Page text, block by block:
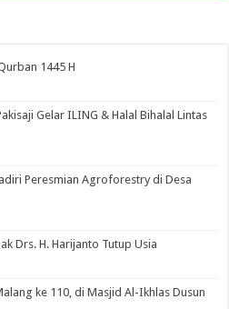
1445 H
Gelar ILING & Halal Bihalal Lintas
Peresmian Agroforestry di Desa
Drs. H. Harijanto Tutup Usia
ke 110, di Masjid Al-Ikhlas Dusun